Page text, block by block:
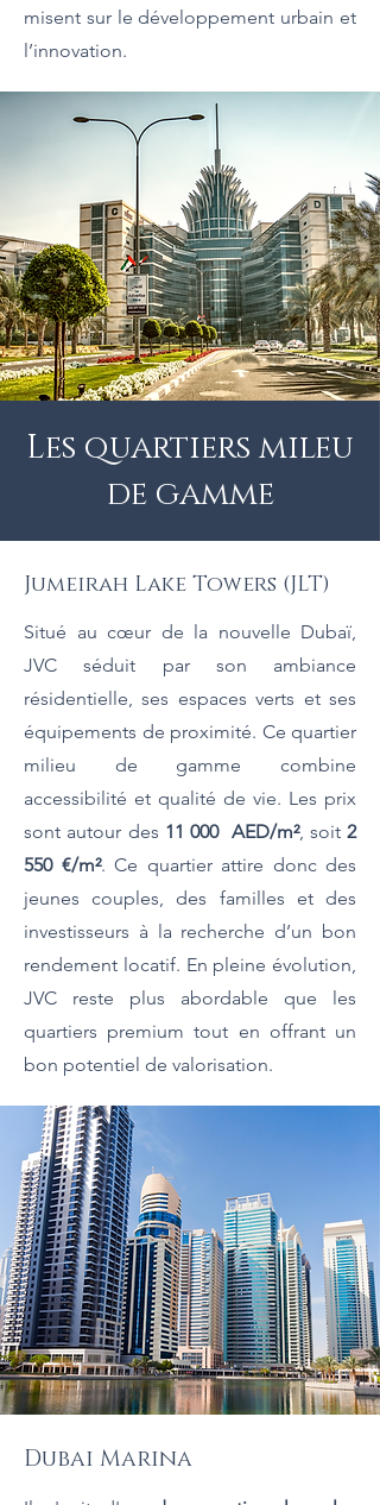
misent sur le développement urbain et
l’innovation.
Les quartiers mileu
de gamme
Jumeirah Lake Towers (JLT)
Situé au cœur de la nouvelle Dubaï,
JVC séduit par son ambiance
résidentielle, ses espaces verts et ses
équipements de proximité. Ce quartier
milieu de gamme combine
accessibilité et qualité de vie. Les prix
sont autour des 11 000 AED/m², soit 2
550 €/m². Ce quartier attire donc des
jeunes couples, des familles et des
investisseurs à la recherche d’un bon
rendement locatif. En pleine évolution,
JVC reste plus abordable que les
quartiers premium tout en offrant un
bon potentiel de valorisation.
Dubai Marina